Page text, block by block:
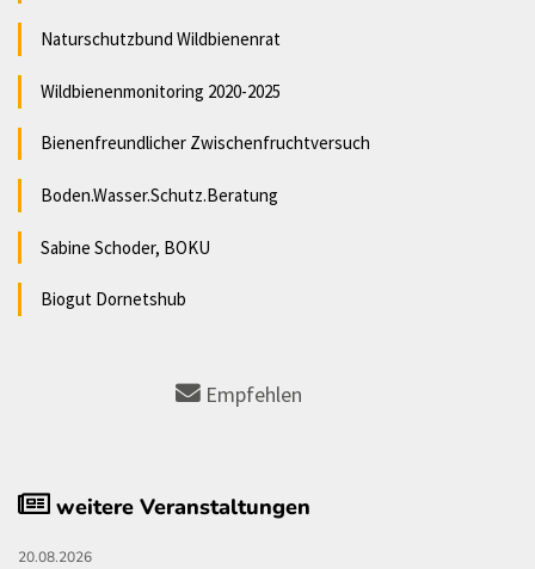
Naturschutzbund Wildbienenrat
Wildbienenmonitoring 2020-2025
Bienenfreundlicher Zwischenfruchtversuch
Boden.Wasser.Schutz.Beratung
Sabine Schoder, BOKU
Biogut Dornetshub
Empfehlen
weitere Veranstaltungen
20.08.2026